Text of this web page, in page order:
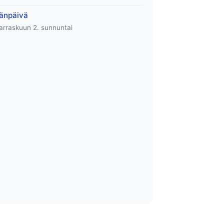
2. sunnuntai